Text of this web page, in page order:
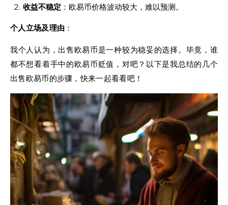
收益不稳定 ：欧易币价格波动较大，难以预测。
个人立场及理由 ：
我个人认为，出售欧易币是一种较为稳妥的选择。毕竟，谁
都不想看着手中的欧易币贬值，对吧？以下是我总结的几个
出售欧易币的步骤，快来一起看看吧！